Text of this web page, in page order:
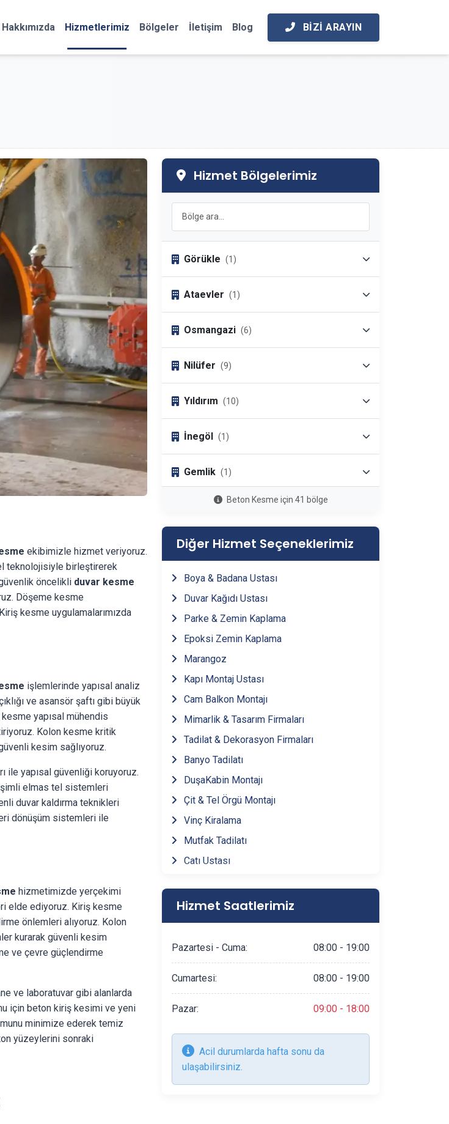
Hakkımızda Hizmetlerimiz Bölgeler İletişim Blog BIZI ARAYIN
ekibimizle hizmet veriyoruz.
teknolojisiyle birleştirerek
öncelikli duvar kesme
Döşeme kesme
kesme uygulamalarımızda
işlemlerinde yapısal analiz
ve asansör şaftı gibi büyük
yapısal mühendis
Kolon kesme kritik
kesim sağlıyoruz.
ile yapısal güvenliği koruyoruz.
elmas tel sistemleri
duvar kaldırma teknikleri
dönüşüm sistemleri ile
hizmetimizde yerçekimi
elde ediyoruz. Kiriş kesme
önlemleri alıyoruz. Kolon
kurarak güvenli kesim
ve çevre güçlendirme
ve laboratuvar gibi alanlarda
için beton kiriş kesimi ve yeni
minimize ederek temiz
yüzeylerini sonraki
Hizmet Bölgelerimiz
Görükle (1)
Ataevler (1)
Osmangazi (6)
Nilüfer (9)
Yıldırım (10)
İnegöl (1)
Gemlik (1)
Mudanya
Karacabey (1)
Mustafakemalpaşa (1)
Büyükorhan (1)
Keles (1)
Orhaneli (1)
Orhangazi (1)
Gürsu (1)
İznik (1)
Beton Kesme için 41 bölge
Diğer Hizmet Seçeneklerimiz
Boya & Badana Ustası
Duvar Kağıdı Ustası
Parke & Zemin Kaplama
Epoksi Zemin Kaplama
Marangoz
Kapı Montaj Ustası
Cam Balkon Montajı
Mimarlik & Tasarım Firmaları
Tadilat & Dekorasyon Firmaları
Banyo Tadilatı
DuşaKabin Montajı
Çit & Tel Örgü Montajı
Vinç Kiralama
Mutfak Tadilatı
Çatı Ustası
Prefabrik Ev Yapımı
Ahşap Ev Yapımı
Peyzaj Hizmetleri
Mantolama Ustası
Şömine Yapımı
Şap Ustası
Alçı & Sıva Ustası
Kepenk & Panjur Montajı
Hizmet Saatlerimiz
Pazartesi - Cuma: 08:00 - 19:00
Cumartesi: 08:00 - 19:00
Pazar: 09:00 - 18:00
Acil durumlarda hafta sonu da
ulaşabilirsiniz.